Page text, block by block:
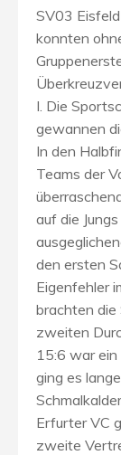
SV03
konnten
I. Die
gewannen
In den
Teams der
auf die
den ersten
Eigenfehler
brachten die
zweiten
15:6 war
ging es
Erfurter VC
zweite